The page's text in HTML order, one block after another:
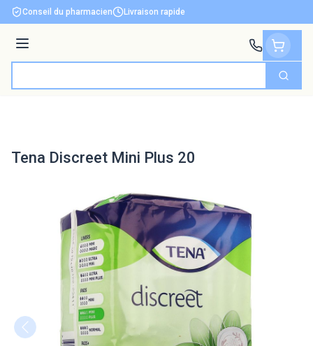
Aller au contenu
Conseil du pharmacien Livraison rapide
Menu
Tena Discreet Mini Plus 20